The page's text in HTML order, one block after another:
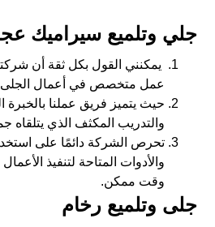
جلي وتلميع سيراميك
يمكنني القول بكل ثقة أن
عمل متخصص في أعمال الجلى
حيث يتميز فريق عملنا بالخبرة
والتدريب المكثف الذي يتلقاه
تحرص الشركة دائمًا على
والأدوات المتاحة لتنفيذ
وقت ممكن.
جلى وتلميع رخام